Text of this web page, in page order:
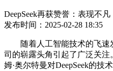
DeepSeek再获赞誉：表现不
发布时间：2025-02-28 18:35
随着人工智能技术的飞速
司的崭露头角引起了广泛关
姆·奥尔特曼对DeepSeek的技